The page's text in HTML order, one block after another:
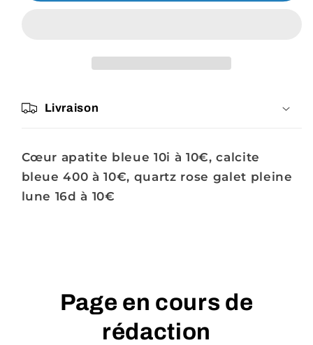
Livraison
Cœur apatite bleue 10i à 10€, calcite
bleue 400 à 10€, quartz rose galet pleine
lune 16d à 10€
Page en cours de
rédaction